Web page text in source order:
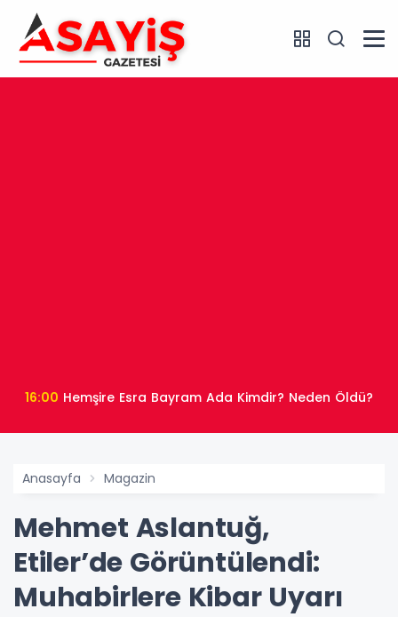
16:00 Hemşire Esra Bayram Ada Kimdir? Neden Öldü?
Anasayfa Magazin
Mehmet Aslantuğ,
Etiler’de Görüntülendi:
Muhabirlere Kibar Uyarı